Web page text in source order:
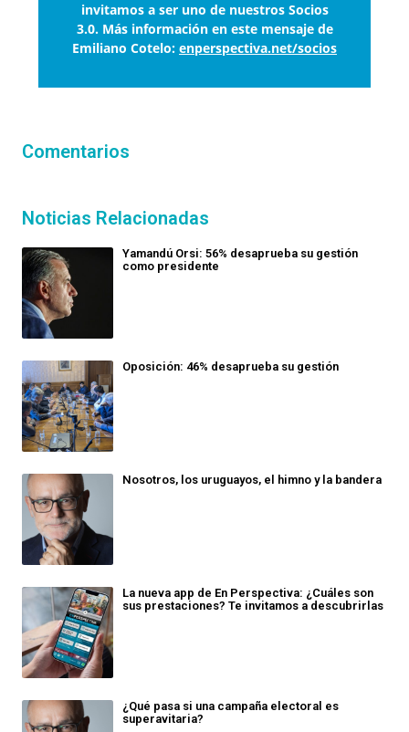
invitamos a ser uno de nuestros Socios
3.0. Más información en este mensaje de
Emiliano Cotelo: enperspectiva.net/socios
Comentarios
Noticias Relacionadas
Yamandú Orsi: 56% desaprueba su gestión
como presidente
Oposición: 46% desaprueba su gestión
Nosotros, los uruguayos, el himno y la bandera
La nueva app de En Perspectiva: ¿Cuáles son
sus prestaciones? Te invitamos a descubrirlas
¿Qué pasa si una campaña electoral es
superavitaria?